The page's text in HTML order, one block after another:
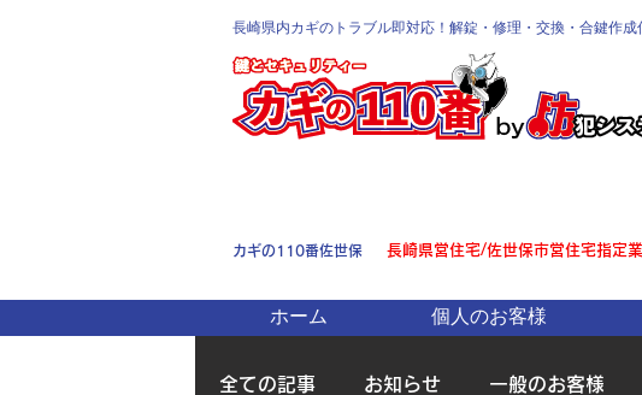
長崎県内カギのトラブル即対応！解錠・修理・交換・合鍵作成
カギの110番佐世保 長崎県営住宅/佐世保市営住宅指定
ホーム 個人のお客様
全ての記事 お知らせ 一般のお客様